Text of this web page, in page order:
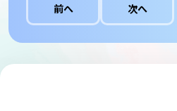
前へ 次へ